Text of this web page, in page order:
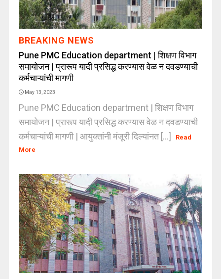
BREAKING NEWS
Pune PMC Education department | शिक्षण विभाग
समायोजन | प्रारूप यादी प्रसिद्ध करण्यास वेळ न दवडण्याची
कर्मचाऱ्यांची मागणी
May 13, 2023
Pune PMC Education department | शिक्षण विभाग
समायोजन | प्रारूप यादी प्रसिद्ध करण्यास वेळ न दवडण्याची
कर्मचाऱ्यांची मागणी | आयुक्तांनी मंजूरी दिल्यांनत [...]
Read
More